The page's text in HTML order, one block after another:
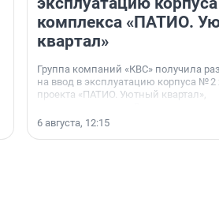
комплекса «ПАТИО.
квартал»
Группа компаний «КВС» получила
на ввод в эксплуатацию корпуса № 2
проекта «ПАТИО. Уютный квартал»,
Ленинградской области.
6 августа, 12:15